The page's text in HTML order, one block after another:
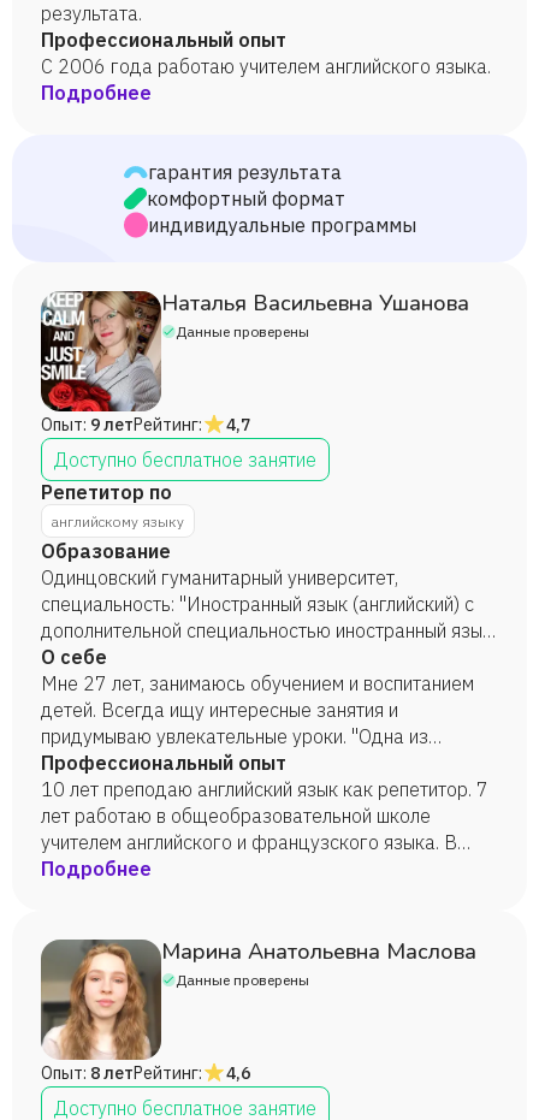
результата.
Профессиональный опыт
С 2006 года работаю учителем английского языка.
Подробнее
гарантия результата
комфортный формат
индивидуальные программы
Наталья Васильевна Ушанова
Данные проверены
Опыт: 9 летРейтинг: 4,7
Доступно бесплатное занятие
Репетитор по
английскому языку
Образование
Одинцовский гуманитарный университет,
специальность: "Иностранный язык (английский) с
дополнительной специальностью иностранный язык
(французский)", (диплом с отличием, 2015 год).
О себе
Мне 27 лет, занимаюсь обучением и воспитанием
детей. Всегда ищу интересные занятия и
придумываю увлекательные уроки. "Одна из
важнейших функций творчества - дать
возможность детям выразить то, что они не умеют
сказать словами" (Джин Ван’т Хал, «Творческое
воспитание»).
Профессиональный опыт
10 лет преподаю английский язык как репетитор. 7
лет работаю в общеобразовательной школе
учителем английского и французского языка. В
2017-2019 работала в образовательном центре
и "Подготовка к школе" (дети 5-6 лет). Оба курса
были с элементами английского языка, в основном
игры на английском.
Подробнее
Марина Анатольевна Маслова
Данные проверены
Опыт: 8 летРейтинг: 4,6
Доступно бесплатное занятие